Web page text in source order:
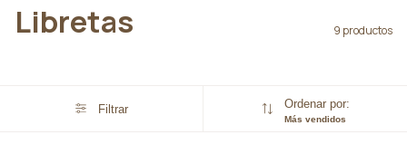
Libretas 9 productos
Filtrar Ordenar por:
Más vendidos